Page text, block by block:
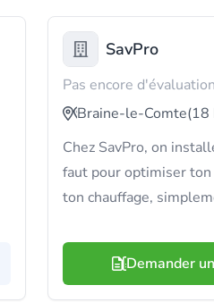
SavPro
Pas encore d'évaluation
Braine-le-Comte(18
Chez SavPro, on
faut pour optimiser
ton chauffage,
Demander